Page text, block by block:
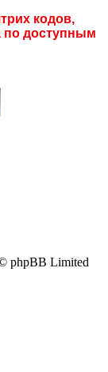
кодов,
по доступным
phpBB Limited